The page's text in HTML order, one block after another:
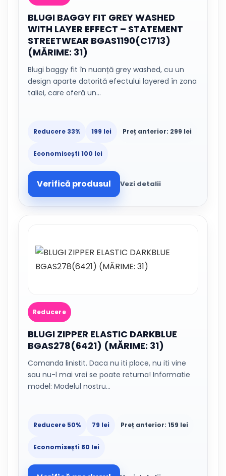
BLUGI BAGGY FIT GREY WASHED
WITH LAYER EFFECT – STATEMENT
STREETWEAR BGAS1190(C1713)
(MĂRIME: 31)
Blugi baggy fit în nuanță grey washed, cu un
design aparte datorită efectului layered în zona
taliei, care oferă un…
Reducere 33% 199 lei Preț anterior: 299 lei
Economisești 100 lei
Verifică produsul Vezi detalii
Reducere
BLUGI ZIPPER ELASTIC DARKBLUE
BGAS278(6421) (MĂRIME: 31)
Comanda linistit. Daca nu iti place, nu iti vine
sau nu-l mai vrei se poate returna! Informatie
model: Modelul nostru…
Reducere 50% 79 lei Preț anterior: 159 lei
Economisești 80 lei